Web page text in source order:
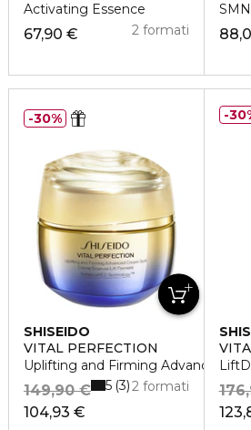
Activating Essence
67,90 € 2 formati
SHISEIDO
VITAL PERFECTION
Uplifting and Firming Advanced
104,93 €
149,90 € 2 formati
5 3
30%